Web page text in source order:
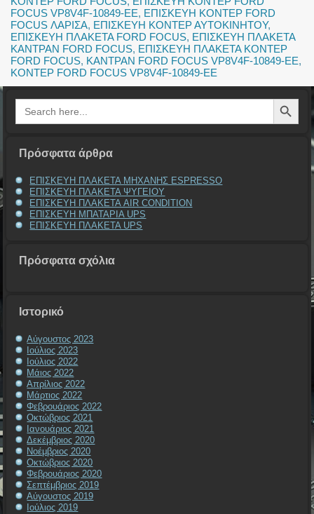
FOCUS VP8V4F-10849-EE, ΕΠΙΣΚΕΥΗ ΚΟΝΤΕΡ FORD
FOCUS ΛΑΡΙΣΑ, ΕΠΙΣΚΕΥΗ ΚΟΝΤΕΡ ΑΥΤΟΚΙΝΗΤΟΥ,
ΕΠΙΣΚΕΥΗ ΠΛΑΚΕΤΑ FORD FOCUS, ΕΠΙΣΚΕΥΗ ΠΛΑΚΕΤΑ
ΚΑΝΤΡΑΝ FORD FOCUS, ΕΠΙΣΚΕΥΗ ΠΛΑΚΕΤΑ ΚΟΝΤΕΡ
FORD FOCUS, ΚΑΝΤΡΑΝ FORD FOCUS VP8V4F-10849-EE,
ΚΟΝΤΕΡ FORD FOCUS VP8V4F-10849-EE
Search
for:
Search Button
Πρόσφατα άρθρα
ΕΠΙΣΚΕΥΗ ΠΛΑΚΕΤΑ ΜΗΧΑΝΗΣ ESPRESSO
ΕΠΙΣΚΕΥΗ ΠΛΑΚΕΤΑ ΨΥΓΕΙΟΥ
ΕΠΙΣΚΕΥΗ ΠΛΑΚΕΤΑ AIR CONDITION
ΕΠΙΣΚΕΥΗ ΜΠΑΤΑΡΙΑ UPS
ΕΠΙΣΚΕΥΗ ΠΛΑΚΕΤΑ UPS
Πρόσφατα σχόλια
Ιστορικό
Αύγουστος 2023
Ιούλιος 2023
Ιούλιος 2022
Μάιος 2022
Απρίλιος 2022
Μάρτιος 2022
Φεβρουάριος 2022
Οκτώβριος 2021
Ιανουάριος 2021
Δεκέμβριος 2020
Νοέμβριος 2020
Οκτώβριος 2020
Φεβρουάριος 2020
Σεπτέμβριος 2019
Αύγουστος 2019
Ιούλιος 2019